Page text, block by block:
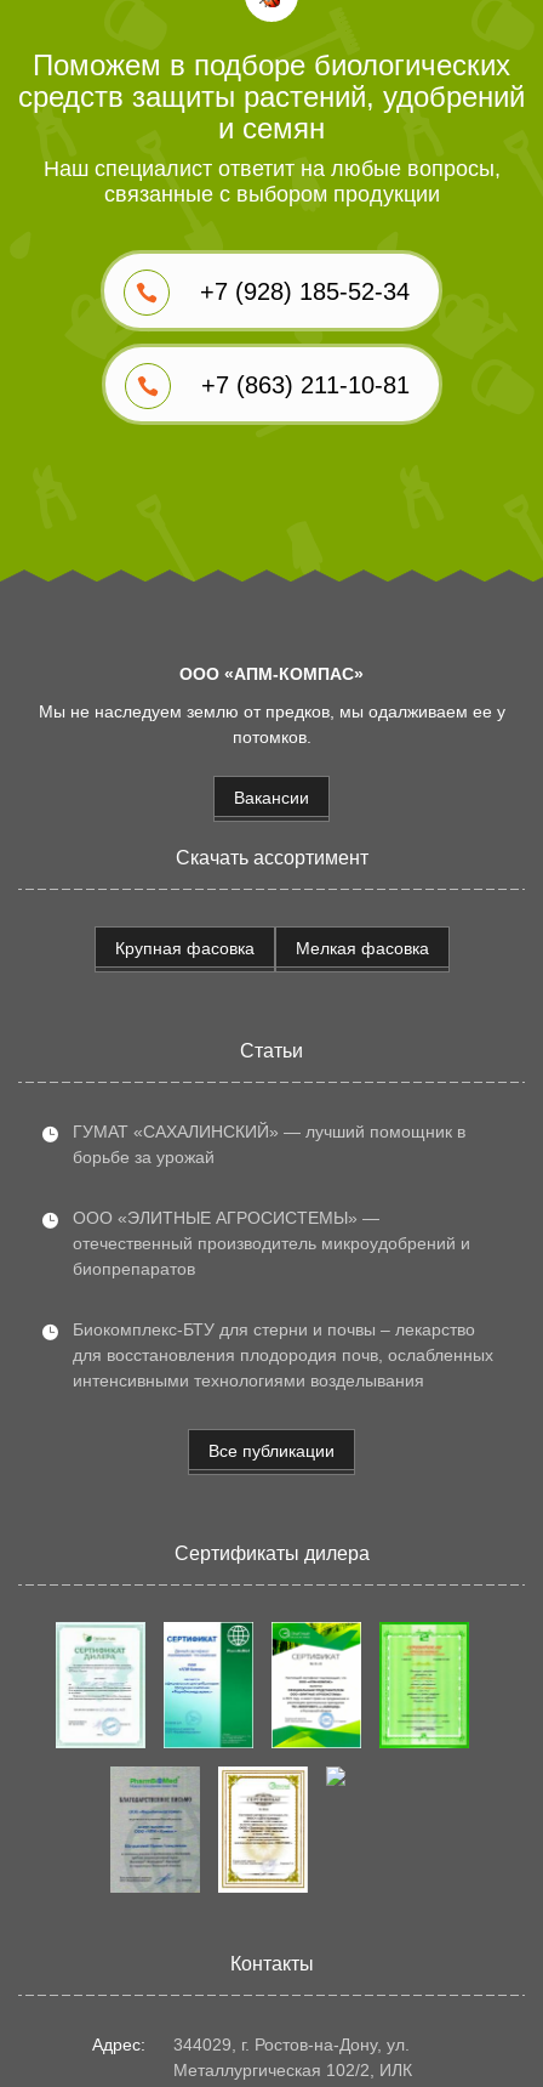
Поможем в подборе биологических
средств защиты растений, удобрений
и семян
Наш специалист ответит на любые вопросы,
связанные с выбором продукции
+7 (928) 185-52-34
+7 (863) 211-10-81
ООО «АПМ-КОМПАС»
Мы не наследуем землю от предков, мы одалживаем ее у
потомков.
Вакансии
Скачать ассортимент
Крупная фасовка Мелкая фасовка
Статьи
ГУМАТ «САХАЛИНСКИЙ» — лучший помощник в
борьбе за урожай
ООО «ЭЛИТНЫЕ АГРОСИСТЕМЫ» —
отечественный производитель микроудобрений и
биопрепаратов
Биокомплекс-БТУ для стерни и почвы – лекарство
для восстановления плодородия почв, ослабленных
интенсивными технологиями возделывания
Все публикации
Сертификаты дилера
Контакты
Адрес:
344029, г. Ростов-на-Дону, ул.
Металлургическая 102/2, ИЛК